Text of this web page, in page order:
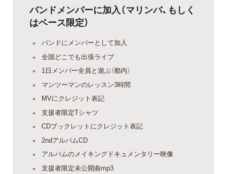
バンドメンバーに加入（マリンバ、もしく
はベース限定）
バンドにメンバーとして加入
全国どこでも出張ライブ
1日メンバー全員と遊ぶ（都内）
マンツーマンのレッスン3時間
MVにクレジット表記
支援者限定Tシャツ
CDブックレットにクレジット表記
2ndアルバムCD
アルバムのメイキングドキュメンタリー映像
支援者限定未公開曲mp3